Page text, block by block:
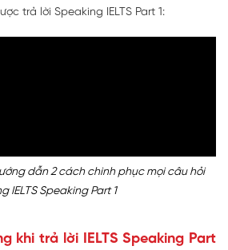
trả lời Speaking IELTS Part 1:
dẫn 2 cách chinh phục mọi câu hỏi
IELTS Speaking Part 1
khi trả lời IELTS Speaking Part